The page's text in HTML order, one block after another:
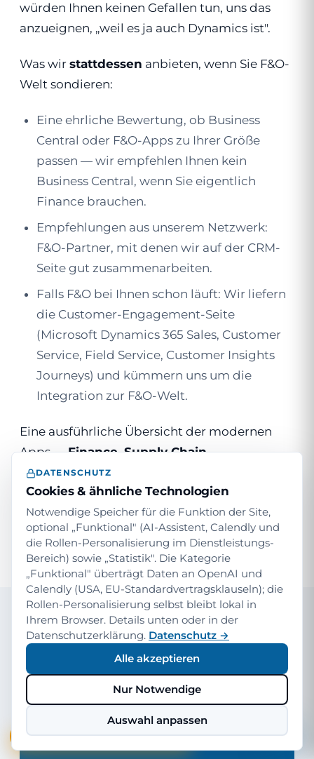
würden Ihnen keinen Gefallen tun, uns das
anzueignen, „weil es ja auch Dynamics ist".
Was wir stattdessen anbieten, wenn Sie F&O-
Welt sondieren:
Eine ehrliche Bewertung, ob Business
Central oder F&O-Apps zu Ihrer Größe
passen — wir empfehlen Ihnen kein
Business Central, wenn Sie eigentlich
Finance brauchen.
Empfehlungen aus unserem Netzwerk:
F&O-Partner, mit denen wir auf der CRM-
Seite gut zusammenarbeiten.
Falls F&O bei Ihnen schon läuft: Wir liefern
die Customer-Engagement-Seite
(Microsoft Dynamics 365 Sales, Customer
Service, Field Service, Customer Insights
Journeys) und kümmern uns um die
Integration zur F&O-Welt.
Eine ausführliche Übersicht der modernen
Apps —Finance, Supply Chain
Management, Commerce, Human
Resources, Intelligent Order Management
— finden Sie imInsights-Bereich „Microsoft
Dynamics 365 ERP"
30 MIN ERSTGESPRÄCH
Welches Modul passt zu Ihrer
30 Minuten zum Kennenlernen, Bedarfsklärung,
ehrliche Einschätzung — auch wenn ein anderer
DATENSCHUTZ
Cookies & ähnliche Technologien
Notwendige Speicher für die Funktion der Site,
optional „Funktional" (AI-Assistent, Calendly und
die Rollen-Personalisierung im Dienstleistungs-
Bereich) sowie „Statistik". Die Kategorie
„Funktional" überträgt Daten an OpenAI und
Calendly (USA, EU-Standardvertragsklauseln); die
Rollen-Personalisierung selbst bleibt lokal in
Ihrem Browser. Details unten oder in der
Datenschutzerklärung. Datenschutz →
Alle akzeptieren
Nur Notwendige
Auswahl anpassen
✨ Dynamics 365 Trial — kostenlos